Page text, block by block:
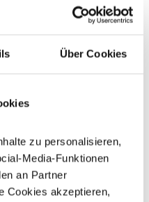
Über Cookies
zu personalisieren,
Media-Funktionen
an Partner
Cookies akzeptieren,
wo nötig.